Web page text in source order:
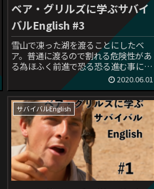
ベア・グリルズに学ぶサバイ
バルEnglish #3
雪山で凍った湖を渡ることにしたベ
ア。普通に渡るので割れる危険性があ
る為ほふく前進で恐る恐る進む事に。
その時のフレーズ This is working
pretty well.日本語セリフ：うまくい
ってる こんかいはこのフレーズの中
の”pre...
2020.06.01
サバイバルEnglish